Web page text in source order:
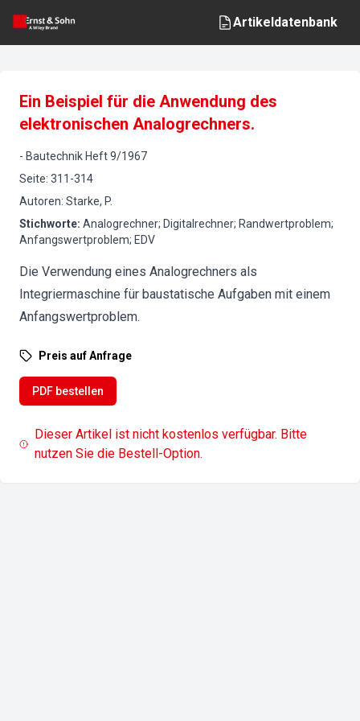
Artikeldatenbank
Ein Beispiel für die Anwendung des
elektronischen Analogrechners.
- Bautechnik Heft9/1967
Seite: 311-314
Autoren: Starke, P.
Stichworte: Analogrechner; Digitalrechner; Randwertproblem;
Anfangswertproblem; EDV
Die Verwendung eines Analogrechners als
Integriermaschine für baustatische Aufgaben mit einem
Anfangswertproblem.
Preis auf Anfrage
PDF bestellen
Dieser Artikel ist nicht kostenlos verfügbar. Bitte
nutzen Sie die Bestell-Option.